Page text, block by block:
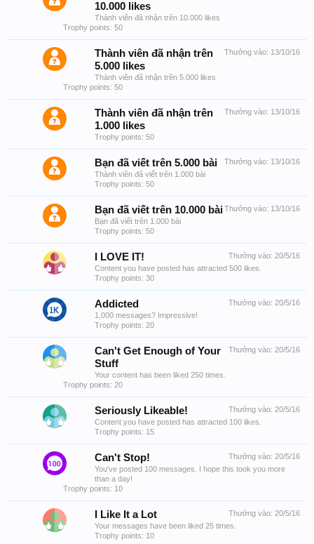
10.000 likes
Thành viên đã nhận trên 10.000 likes
Trophy points: 50
Thưởng vào: 13/10/16
Thành viên đã nhận trên
5.000 likes
Thành viên đã nhận trên 5.000 likes
Trophy points: 50
Thưởng vào: 13/10/16
Thành viên đã nhận trên
1.000 likes
Trophy points: 50
Thưởng vào: 13/10/16
Bạn đã viết trên 5.000 bài
Thành viên đã viết trên 1.000 bài
Trophy points: 50
Thưởng vào: 13/10/16
Bạn đã viết trên 10.000 bài
Bạn đã viết trên 1.000 bài
Trophy points: 50
Thưởng vào: 20/5/16
I LOVE IT!
Content you have posted has attracted 500 likes.
Trophy points: 30
Thưởng vào: 20/5/16
Addicted
1,000 messages? Impressive!
Trophy points: 20
Thưởng vào: 20/5/16
Can't Get Enough of Your
Stuff
Your content has been liked 250 times.
Trophy points: 20
Thưởng vào: 20/5/16
Seriously Likeable!
Content you have posted has attracted 100 likes.
Trophy points: 15
Thưởng vào: 20/5/16
Can't Stop!
You've posted 100 messages. I hope this took you more
than a day!
Trophy points: 10
Thưởng vào: 20/5/16
I Like It a Lot
Your messages have been liked 25 times.
Trophy points: 10